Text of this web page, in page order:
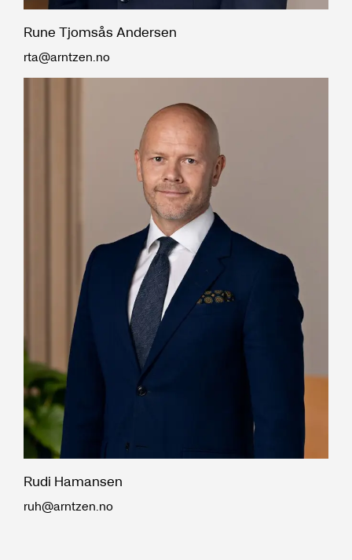
Rune Tjomsås Andersen
rta@arntzen.no
Rudi Hamansen
ruh@arntzen.no